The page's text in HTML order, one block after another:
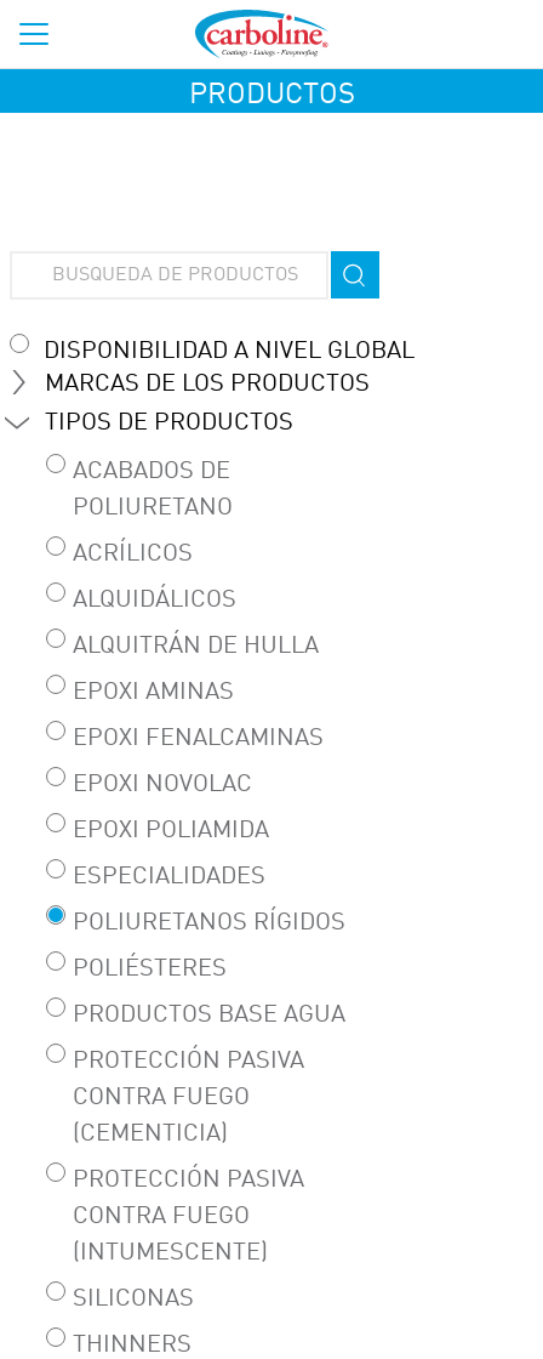
PRODUCTOS
DISPONIBILIDAD A NIVEL GLOBAL
MARCAS DE LOS PRODUCTOS
TIPOS DE PRODUCTOS
ACABADOS DE
POLIURETANO
ACRÍLICOS
ALQUIDÁLICOS
ALQUITRÁN DE HULLA
EPOXI AMINAS
EPOXI FENALCAMINAS
EPOXI NOVOLAC
EPOXI POLIAMIDA
ESPECIALIDADES
POLIURETANOS RÍGIDOS
POLIÉSTERES
PRODUCTOS BASE AGUA
PROTECCIÓN PASIVA
CONTRA FUEGO
(CEMENTICIA)
PROTECCIÓN PASIVA
CONTRA FUEGO
(INTUMESCENTE)
SILICONAS
THINNERS